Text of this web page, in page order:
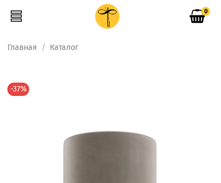
0
Главная Каталог
-37%